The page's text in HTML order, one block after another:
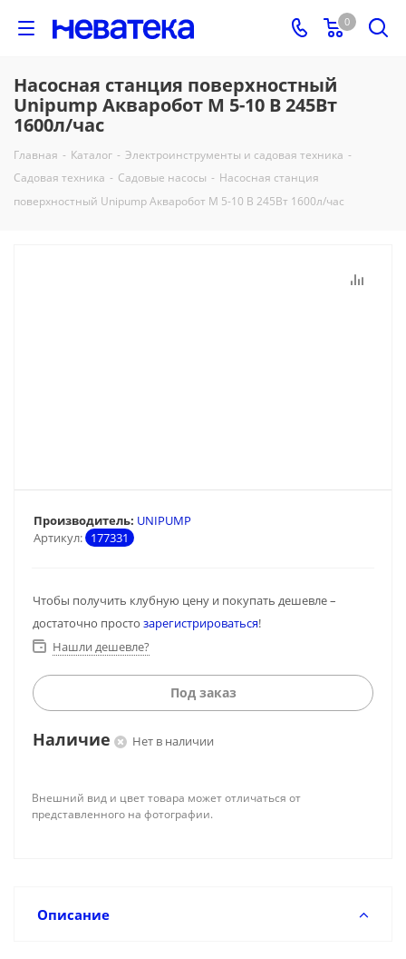
0
Насосная станция поверхностный
Unipump Акваробот М 5-10 В 245Вт
1600л/час
Главная - Каталог - Электроинструменты и садовая техника -
Садовая техника - Садовые насосы - Насосная станция
поверхностный Unipump Акваробот М 5-10 В 245Вт 1600л/час
Артикул: 177331
Производитель: UNIPUMP
Чтобы получить клубную цену и покупать дешевле –
достаточно просто зарегистрироваться!
Нашли дешевле?
Под заказ
Наличие Нет в наличии
Внешний вид и цвет товара может отличаться от
представленного на фотографии.
Описание